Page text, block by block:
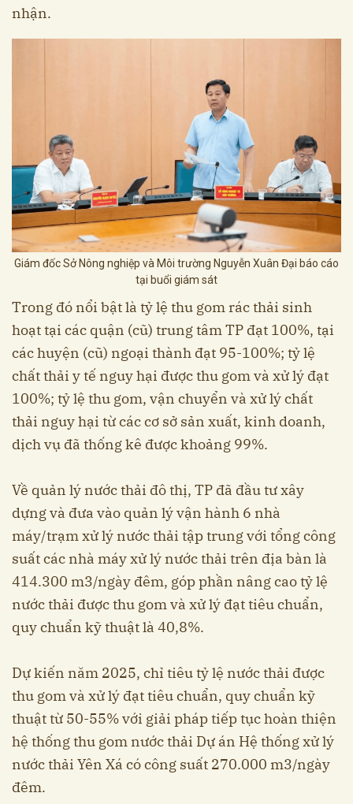
nhận.
Giám đốc Sở Nông nghiệp và Môi trường Nguyễn Xuân Đại báo cáo
tại buổi giám sát
Trong đó nổi bật là tỷ lệ thu gom rác thải sinh
hoạt tại các quận (cũ) trung tâm TP đạt 100%, tại
các huyện (cũ) ngoại thành đạt 95-100%; tỷ lệ
chất thải y tế nguy hại được thu gom và xử lý đạt
100%; tỷ lệ thu gom, vận chuyển và xử lý chất
thải nguy hại từ các cơ sở sản xuất, kinh doanh,
dịch vụ đã thống kê được khoảng 99%.
Về quản lý nước thải đô thị, TP đã đầu tư xây
dựng và đưa vào quản lý vận hành 6 nhà
máy/trạm xử lý nước thải tập trung với tổng công
suất các nhà máy xử lý nước thải trên địa bàn là
414.300 m3/ngày đêm, góp phần nâng cao tỷ lệ
nước thải được thu gom và xử lý đạt tiêu chuẩn,
quy chuẩn kỹ thuật là 40,8%.
Dự kiến năm 2025, chỉ tiêu tỷ lệ nước thải được
thu gom và xử lý đạt tiêu chuẩn, quy chuẩn kỹ
thuật từ 50-55% với giải pháp tiếp tục hoàn thiện
hệ thống thu gom nước thải Dự án Hệ thống xử lý
nước thải Yên Xá có công suất 270.000 m3/ngày
đêm.